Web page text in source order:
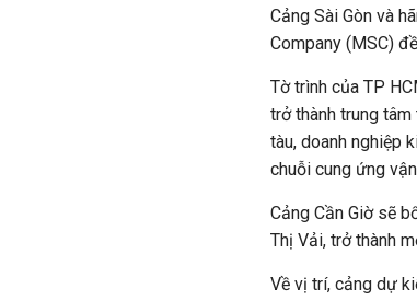
Cảng Sài Gòn và
Company (MSC)
Tờ trình của TP
trở thành trung
tàu, doanh nghiệp
chuỗi cung ứng
Cảng Cần Giờ sẽ
Thị Vải, trở thành
Về vị trí, cảng dự